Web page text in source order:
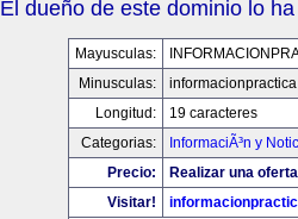
El dueño de este dominio lo
Mayusculas:
Minusculas:
Longitud:
19 caracteres
Categorias:
InformaciÃ³n y
Precio:
Realizar una
Visitar!